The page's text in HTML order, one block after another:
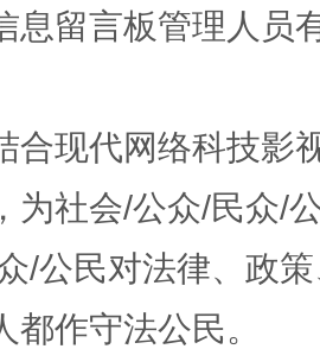
抗生素超标问题” 法
息留言板管理人员
合现代网络科技影
为社会/公众/民众/
/公民对法律、政
都作守法公民。